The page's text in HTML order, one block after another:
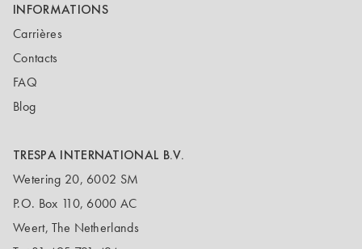
INFORMATIONS
Carrières
Contacts
FAQ
Blog
TRESPA INTERNATIONAL B.V.
Wetering 20, 6002 SM
P.O. Box 110, 6000 AC
Weert, The Netherlands